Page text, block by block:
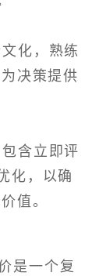
化，熟练
决策提供
含立即评
化，以确
值。
是一个复